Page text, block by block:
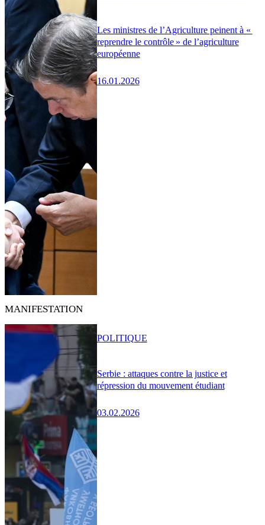
Les ministres de l’Agriculture peinent à «
reprendre le contrôle » de l’agriculture
européenne
16.01.2026
MANIFESTATION
Serbie : attaques contre la justice et
répression du mouvement étudiant
03.02.2026
POLITIQUE